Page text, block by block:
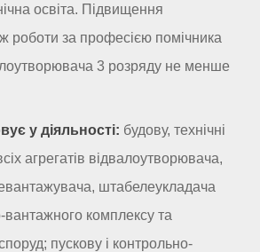
освіта. Підвищення
роботи за професією помічника
3 розряду не менше
у діяльності: будову, технічні
агрегатів відвалоутворювача,
штабелеукладача
комплексу та
пускову і контрольно-